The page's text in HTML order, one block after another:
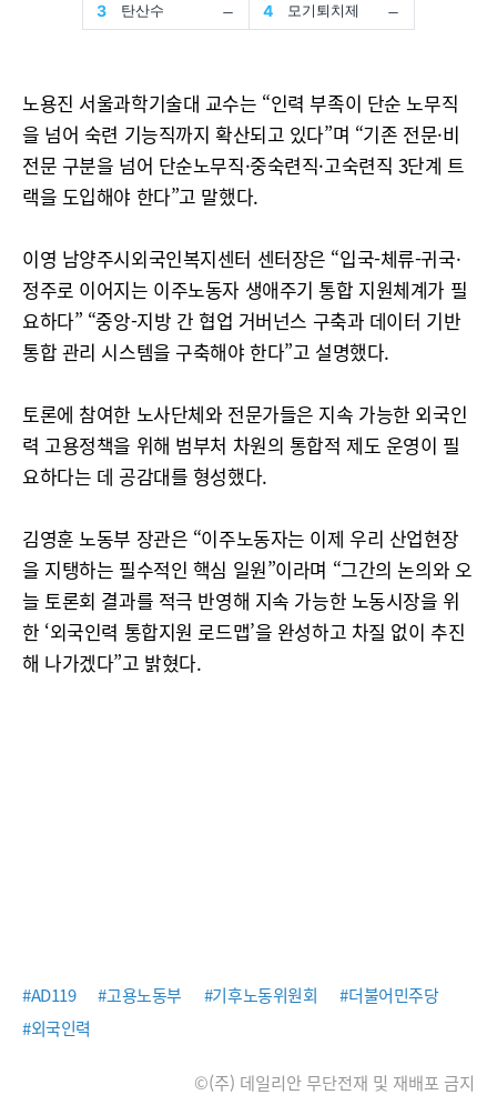
노용진 서울과학기술대 교수는 “인력 부족이 단순 노무직
을 넘어 숙련 기능직까지 확산되고 있다”며 “기존 전문·비
전문 구분을 넘어 단순노무직·중숙련직·고숙련직 3단계 트
랙을 도입해야 한다”고 말했다.
이영 남양주시외국인복지센터 센터장은 “입국-체류-귀국·
정주로 이어지는 이주노동자 생애주기 통합 지원체계가 필
요하다” “중앙-지방 간 협업 거버넌스 구축과 데이터 기반
통합 관리 시스템을 구축해야 한다”고 설명했다.
토론에 참여한 노사단체와 전문가들은 지속 가능한 외국인
력 고용정책을 위해 범부처 차원의 통합적 제도 운영이 필
요하다는 데 공감대를 형성했다.
김영훈 노동부 장관은 “이주노동자는 이제 우리 산업현장
을 지탱하는 필수적인 핵심 일원”이라며 “그간의 논의와 오
늘 토론회 결과를 적극 반영해 지속 가능한 노동시장을 위
한 ‘외국인력 통합지원 로드맵’을 완성하고 차질 없이 추진
해 나가겠다”고 밝혔다.
#AD119 #고용노동부 #기후노동위원회
#더불어민주당
#외국인력
©(주) 데일리안 무단전재 및 재배포 금지